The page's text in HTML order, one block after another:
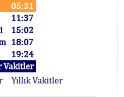
05:31
11:37
15:02
18:07
19:24
Vakitler
Yıllık Vakitler